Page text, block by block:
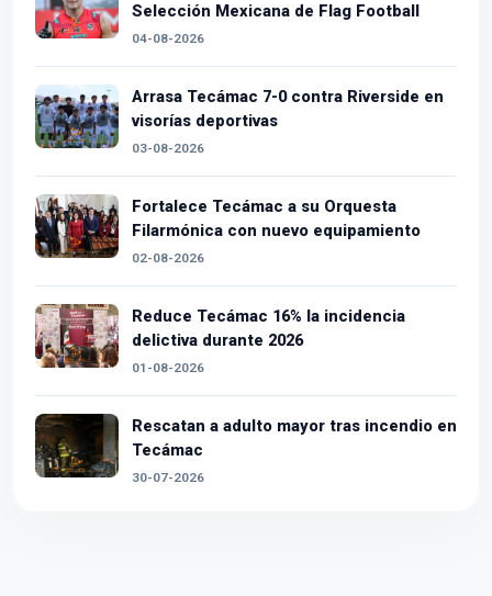
Selección Mexicana de Flag Football
04-08-2026
Arrasa Tecámac 7-0 contra Riverside en
visorías deportivas
03-08-2026
Fortalece Tecámac a su Orquesta
Filarmónica con nuevo equipamiento
02-08-2026
Reduce Tecámac 16% la incidencia
delictiva durante 2026
01-08-2026
Rescatan a adulto mayor tras incendio en
Tecámac
30-07-2026